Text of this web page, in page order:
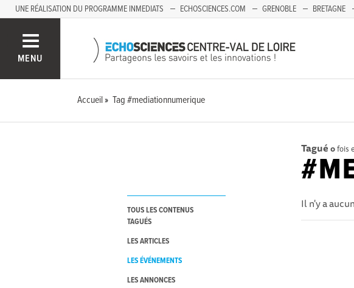
UNE RÉALISATION DU PROGRAMME INMEDIATS ECHOSCIENCES.COM GRENOBLE BRETAGNE
MENU
Accueil Tag #mediationnumerique
TOUS LES CONTENUS
TAGUÉS
LES ARTICLES
LES ÉVÉNEMENTS
LES ANNONCES
Tagué 0fois
Il n'y a